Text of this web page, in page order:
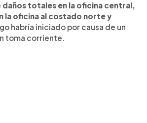
totales en la oficina central,
la oficina al costado norte y
habría iniciado por causa de un
toma corriente.